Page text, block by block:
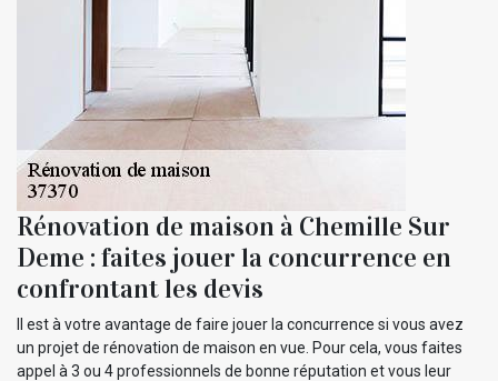
Rénovation de maison à Chemille Sur
Deme : faites jouer la concurrence en
confrontant les devis
Il est à votre avantage de faire jouer la concurrence si vous avez
un projet de rénovation de maison en vue. Pour cela, vous faites
appel à 3 ou 4 professionnels de bonne réputation et vous leur